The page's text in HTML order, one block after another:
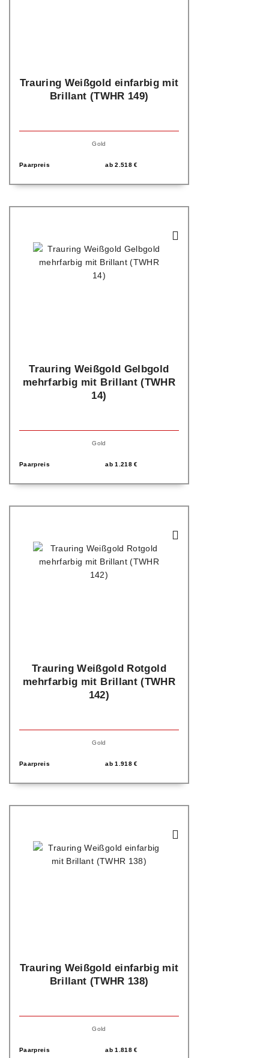
Trauring Weißgold einfarbig mit
Brillant (TWHR 149)
Gold
Paarpreis ab2.518€
Trauring Weißgold Gelbgold
mehrfarbig mit Brillant (TWHR
14)
Gold
Paarpreis ab1.218€
Trauring Weißgold Rotgold
mehrfarbig mit Brillant (TWHR
142)
Gold
Paarpreis ab1.918€
Trauring Weißgold einfarbig mit
Brillant (TWHR 138)
Gold
Paarpreis ab1.818€